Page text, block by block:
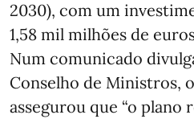
2030), com um
1,58 mil milhões de
Num comunicado
Conselho de Ministros,
assegurou que “o plano